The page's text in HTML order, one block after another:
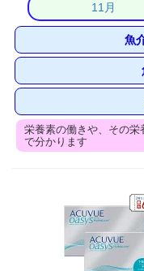
11月
魚
栄養素の働きや、その栄
で分かります